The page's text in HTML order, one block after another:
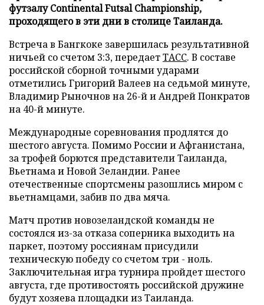
футзалу Continental Futsal Championship,
проходящего в эти дни в столице Таиланда.
Встреча в Бангкоке завершилась результативной
ничьей со счетом 3:3, передаетТАСС. В составе
российской сборной точными ударами
отметились Григорий Валеев на седьмой минуте,
Владимир Рыночнов на 26-й и Андрей Понкратов
на 40-й минуте.
Международные соревнования продлятся до
шестого августа. Помимо России и Афганистана,
за трофей борются представители Таиланда,
Вьетнама и Новой Зеландии. Ранее
отечественные спортсмены разошлись миром с
вьетнамцами, забив по два мяча.
Матч против новозеландской команды не
состоялся из-за отказа соперника выходить на
паркет, поэтому россиянам присудили
техническую победу со счетом три - ноль.
Заключительная игра турнира пройдет шестого
августа, где противостоять российской дружине
будут хозяева площадки из Таиланда.